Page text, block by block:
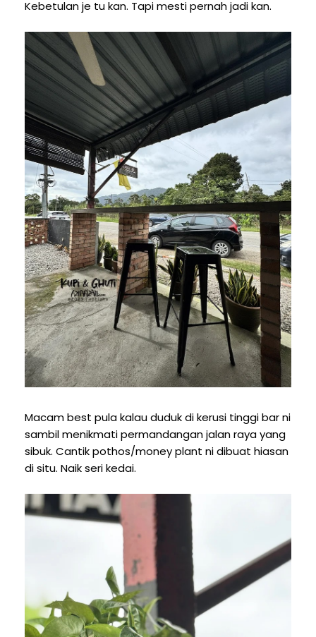
Kebetulan je tu kan. Tapi mesti pernah jadi kan.
Macam best pula kalau duduk di kerusi tinggi bar ni
sambil menikmati permandangan jalan raya yang
sibuk. Cantik pothos/money plant ni dibuat hiasan
di situ. Naik seri kedai.